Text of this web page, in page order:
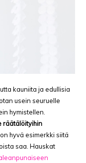
kauniita ja edullisia
usein seuruelle
hymistellen.
räätälöityihin
on hyvä esimerkki siitä
saa. Hauskat